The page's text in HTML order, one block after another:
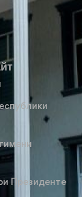
Президенте